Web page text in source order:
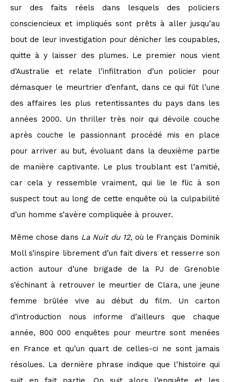
sur des faits réels dans lesquels des policiers
consciencieux et impliqués sont prêts à aller jusqu’au
bout de leur investigation pour dénicher les coupables,
quitte à y laisser des plumes. Le premier nous vient
d’Australie et relate l’infiltration d’un policier pour
démasquer le meurtrier d’enfant, dans ce qui fût l’une
des affaires les plus retentissantes du pays dans les
années 2000. Un thriller très noir qui dévoile couche
après couche le passionnant procédé mis en place
pour arriver au but, évoluant dans la deuxième partie
de manière captivante. Le plus troublant est l’amitié,
car cela y ressemble vraiment, qui lie le flic à son
suspect tout au long de cette enquête où la culpabilité
d’un homme s’avère compliquée à prouver.
Même chose dans La Nuit du 12, où le Français Dominik
Moll s’inspire librement d’un fait divers et resserre son
action autour d’une brigade de la PJ de Grenoble
s’échinant à retrouver le meurtier de Clara, une jeune
femme brûlée vive au début du film. Un carton
d’introduction nous informe d’ailleurs que chaque
année, 800 000 enquêtes pour meurtre sont menées
en France et qu’un quart de celles-ci ne sont jamais
résolues. La dernière phrase indique que l’histoire qui